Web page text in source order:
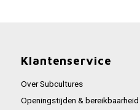
Klantenservice
Over Subcultures
Openingstijden & bereikbaarheid